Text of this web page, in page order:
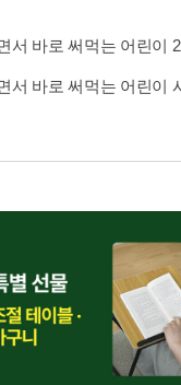
서 바로 써먹는 어린이
서 바로 써먹는 어린이